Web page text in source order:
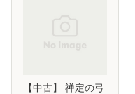
【中古】 禅定の弓